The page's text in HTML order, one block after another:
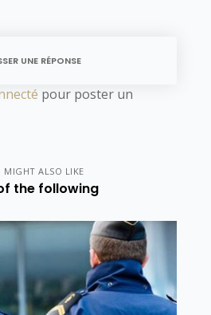
UNE RÉPONSE
pour poster un
MIGHT ALSO LIKE
the following